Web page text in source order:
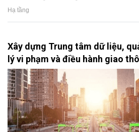
Hạ tầng
Xây dựng Trung tâm dữ liệu,
lý vi phạm và điều hành giao